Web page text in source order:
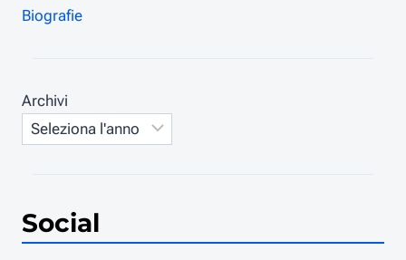
Biografie
Archivi
Social